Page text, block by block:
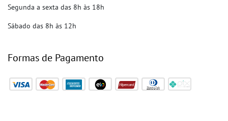
Segunda a sexta das 8h às 18h
Sábado das 8h às 12h
Formas de Pagamento